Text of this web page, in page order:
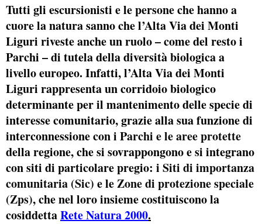
Tutti gli escursionisti e le persone che hanno a
cuore la natura sanno che l’Alta Via dei Monti
Liguri riveste anche un ruolo – come del resto i
Parchi – di tutela della diversità biologica a
livello europeo. Infatti, l’Alta Via dei Monti
Liguri rappresenta un corridoio biologico
determinante per il mantenimento delle specie di
interesse comunitario, grazie alla sua funzione di
interconnessione con i Parchi e le aree protette
della regione, che si sovrappongono e si integrano
con siti di particolare pregio: i Siti di importanza
comunitaria (Sic) e leZone di protezione speciale
(Zps), che nel loro insieme costituiscono la
cosiddettaRete Natura 2000.